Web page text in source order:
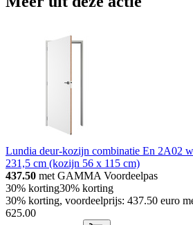
Lundia deur-kozijn combinatie En 2A02
231,5 cm (kozijn 56 x 115 cm)
437.50 met GAMMA Voordeelpas
30% korting30% korting
30% korting, voordeelprijs: 437.50 euro
625.00